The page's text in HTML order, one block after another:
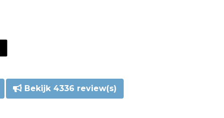
Bekijk 4336 review(s)